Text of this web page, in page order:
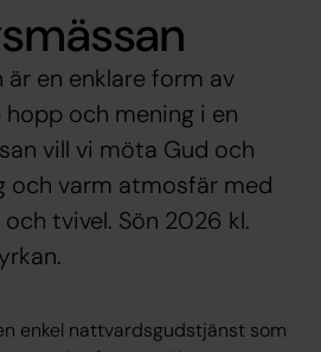
är en enklare form av
och mening i en
vill vi möta Gud och
och varm atmosfär med
tvivel. Sön 2026 kl.
enkel nattvardsgudstjänst som